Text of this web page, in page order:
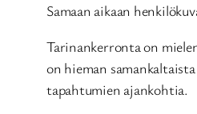
Samaan aikaan
Tarinankerronta on
on hieman
tapahtumien ajankohtia.